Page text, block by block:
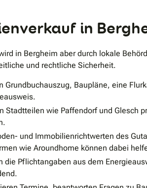
in
in Bergheim aber durch lokale
und rechtliche Sicherheit.
Baupläne, eine
wie Paffendorf und Glesch
und Immobilienrichtwerten des
wie Aroundhome können dabei
Pflichtangaben aus dem